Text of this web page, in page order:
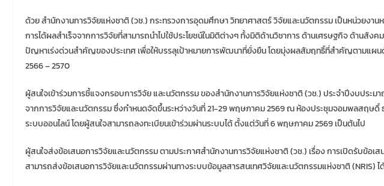
ด้วย สำนักงานการวิจัยแห่งชาติ (วช.) กระทรวงการอุดมศึกษา วิทยาศาสตร์ วิจัยและนวัตกรรม เป็นหน่วยงาน
การได้ผลสำเร็จจากการวิจัยที่สามารถนำไปใช้ประโยชน์ในมิติต่างๆ ทั้งมิติด้านวิชาการ ด้านเศรษฐกิจ ด้านสัง
ปัญหาเร่งด่วนสำคัญของประเทศ เพื่อให้บรรลุเป้าหมายการพัฒนาที่ยั่งยืน โดยมุ่งผลสัมฤทธิ์ที่สำคัญตามแผน
2566 – 2570
ผู้สนใจเข้าร่วมการชี้แจงกรอบการวิจัย และนวัตกรรม ของสำนักงานการวิจัยแห่งชาติ (วช.) ประจำปีงบประม
จากการวิจัยและนวัตกรรม ซึ่งกำหนดจัดขึ้นระหว่างวันที่ 21-29 พฤษภาคม 2569 ณ ห้องประชุมจอมพลสฤษดิ์
ระบบออนไลน์ โดยผู้สนใจสามารถลงทะเบียนเข้าร่วมผ่านระบบได้ ตั้งแต่วันที่ 6 พฤษภาคม 2569 เป็นต้นไป
ผู้สนใจส่งข้อเสนอการวิจัยและนวัตกรรม ตามประกาศสำนักงานการวิจัยแห่งชาติ (วช.) เรื่อง การเปิดรับข้อเ
สามารถส่งข้อเสนอการวิจัยและนวัตกรรมผ่านทางระบบข้อมูลสารสนเทศวิจัยและนวัตกรรมแห่งชาติ (NRIS)